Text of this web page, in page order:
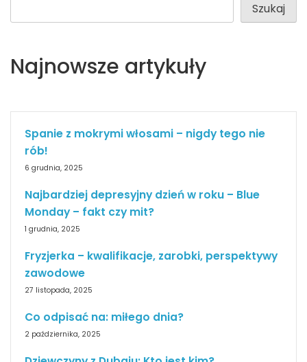
Szukaj
Najnowsze artykuły
Spanie z mokrymi włosami – nigdy tego nie
rób!
6 grudnia, 2025
Najbardziej depresyjny dzień w roku – Blue
Monday – fakt czy mit?
1 grudnia, 2025
Fryzjerka – kwalifikacje, zarobki, perspektywy
zawodowe
27 listopada, 2025
Co odpisać na: miłego dnia?
2 października, 2025